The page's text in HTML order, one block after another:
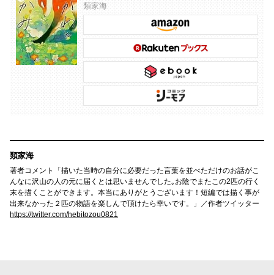
類家海
類家海
著者コメント「描いた当時の自分に必要だった言葉を並べただけのお話がこ
んなに沢山の人の元に届くとは思いませんでした｡お陰でまたこの2匹の行く
末を描くことができます。本当にありがとうございます！短編では描く事が
出来なかった２匹の物語を楽しんで頂けたら幸いです。」／作者ツイッター
https://twitter.com/hebitozou0821